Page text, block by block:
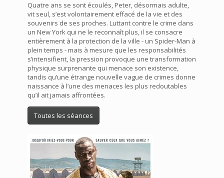
Quatre ans se sont écoulés, Peter, désormais adulte,
vit seul, s’est volontairement effacé de la vie et des
souvenirs de ses proches. Luttant contre le crime dans
un New York qui ne le reconnaît plus, il se consacre
entièrement à la protection de la ville - un Spider-Man à
plein temps - mais à mesure que les responsabilités
s’intensifient, la pression provoque une transformation
physique surprenante qui menace son existence,
tandis qu’une étrange nouvelle vague de crimes donne
naissance à l’une des menaces les plus redoutables
qu’il ait jamais affrontées.
Toutes les séances